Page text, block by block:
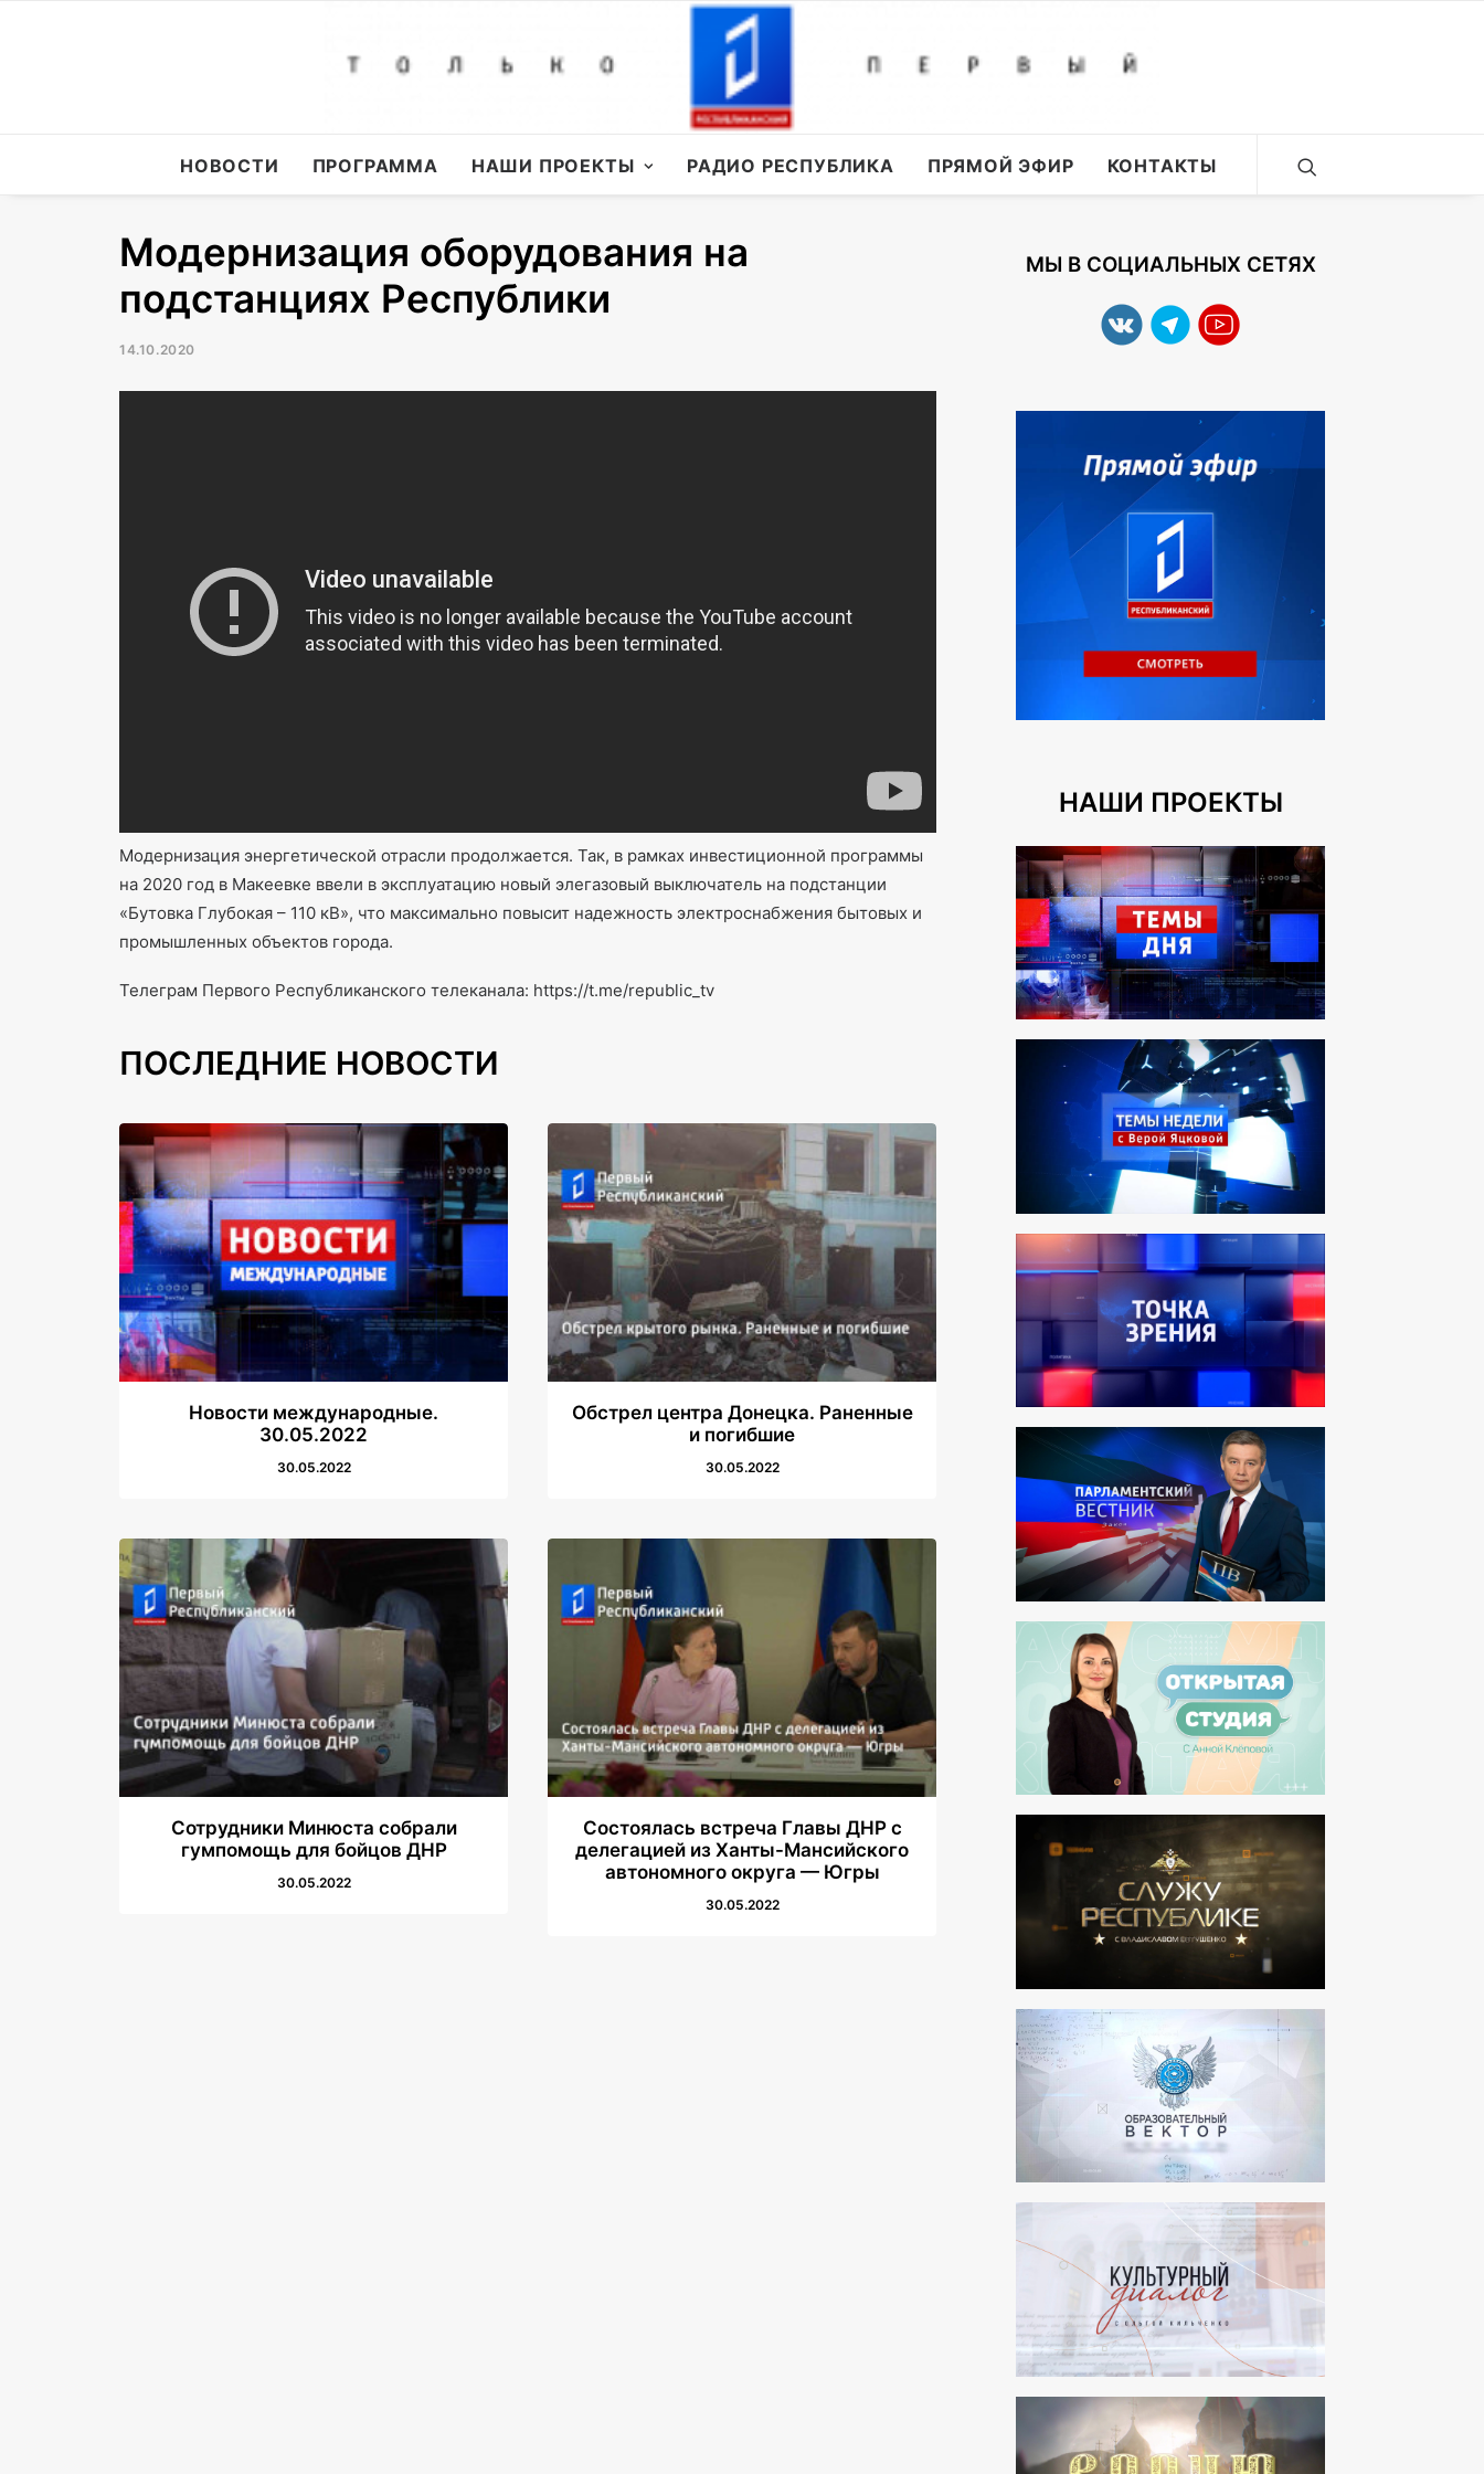
НОВОСТИ ПРОГРАММА НАШИ ПРОЕКТЫ РАДИО РЕСПУБЛИКА ПРЯМОЙ ЭФИР КОНТАКТЫ
Модернизация оборудования на
подстанциях Республики
14.10.2020
Модернизация энергетической отрасли продолжается. Так, в рамках инвестиционной программы
на 2020 год в Макеевке ввели в эксплуатацию новый элегазовый выключатель на подстанции
«Бутовка Глубокая – 110 кВ», что максимально повысит надежность электроснабжения бытовых и
промышленных объектов города.
Телеграм Первого Республиканского телеканала: https://t.me/republic_tv
ПОСЛЕДНИЕ НОВОСТИ
Новости международные.
30.05.2022
30.05.2022
Обстрел центра Донецка. Раненные
и погибшие
30.05.2022
Сотрудники Минюста собрали
гумпомощь для бойцов ДНР
30.05.2022
Состоялась встреча Главы ДНР с
делегацией из Ханты-Мансийского
автономного округа — Югры
30.05.2022
МЫ В СОЦИАЛЬНЫХ СЕТЯХ
НАШИ ПРОЕКТЫ